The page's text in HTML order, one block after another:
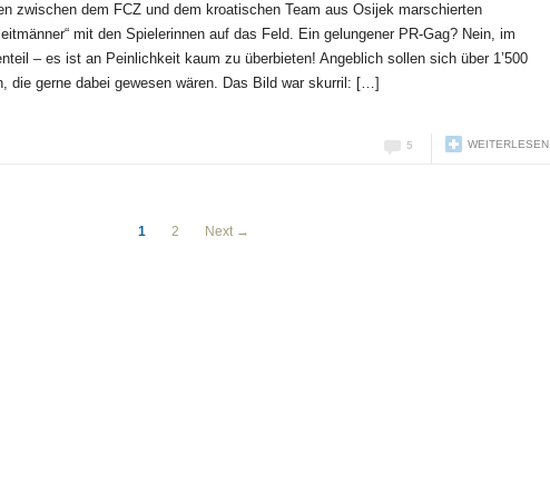
zwischen dem FCZ und dem kroatischen Team aus Osijek marschierten
mit den Spielerinnen auf das Feld. Ein gelungener PR-Gag? Nein, im
– es ist an Peinlichkeit kaum zu überbieten! Angeblich sollen sich über 1’500
die gerne dabei gewesen wären. Das Bild war skurril: […]
WEITERLESEN
5
1 2 Next →